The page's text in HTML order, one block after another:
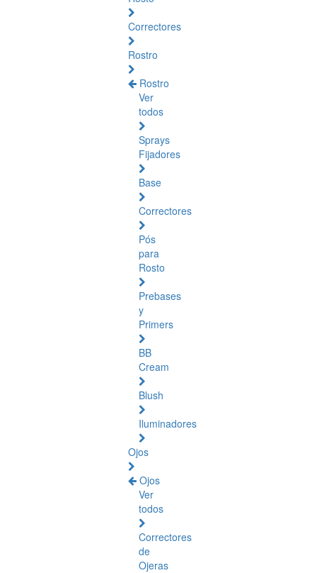
Correctores
Rostro
Rostro
Ver
todos
Sprays
Fijadores
Base
Correctores
Pós
para
Rosto
Prebases
y
Primers
BB
Cream
Blush
Iluminadores
Ojos
Ojos
Ver
todos
Correctores
de
Ojeras